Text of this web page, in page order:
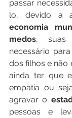
passar
economia
medos, suas
necessário
dos filhos e não
ainda ter que
empatia ou
agravar o
pessoas e